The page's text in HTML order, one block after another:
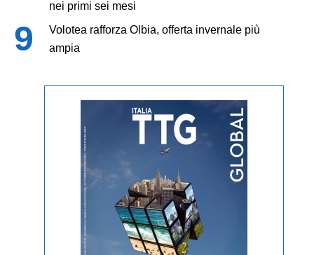
nei primi sei mesi
Volotea rafforza Olbia, offerta invernale più
ampia